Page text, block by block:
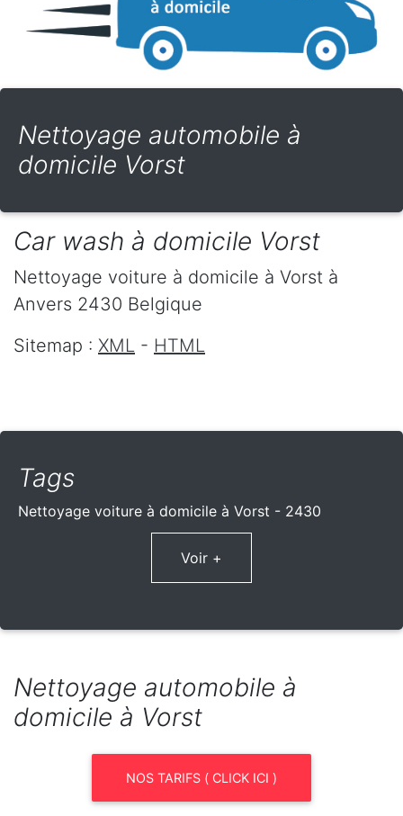
Nettoyage automobile à
domicile Vorst
Car wash à domicile Vorst
Nettoyage voiture à domicile à Vorst à
Anvers 2430 Belgique
Sitemap : XML - HTML
Tags
Nettoyage voiture à domicile à Vorst - 2430
Voir +
Nettoyage automobile à
domicile à Vorst
NOS TARIFS ( CLICK ICI )